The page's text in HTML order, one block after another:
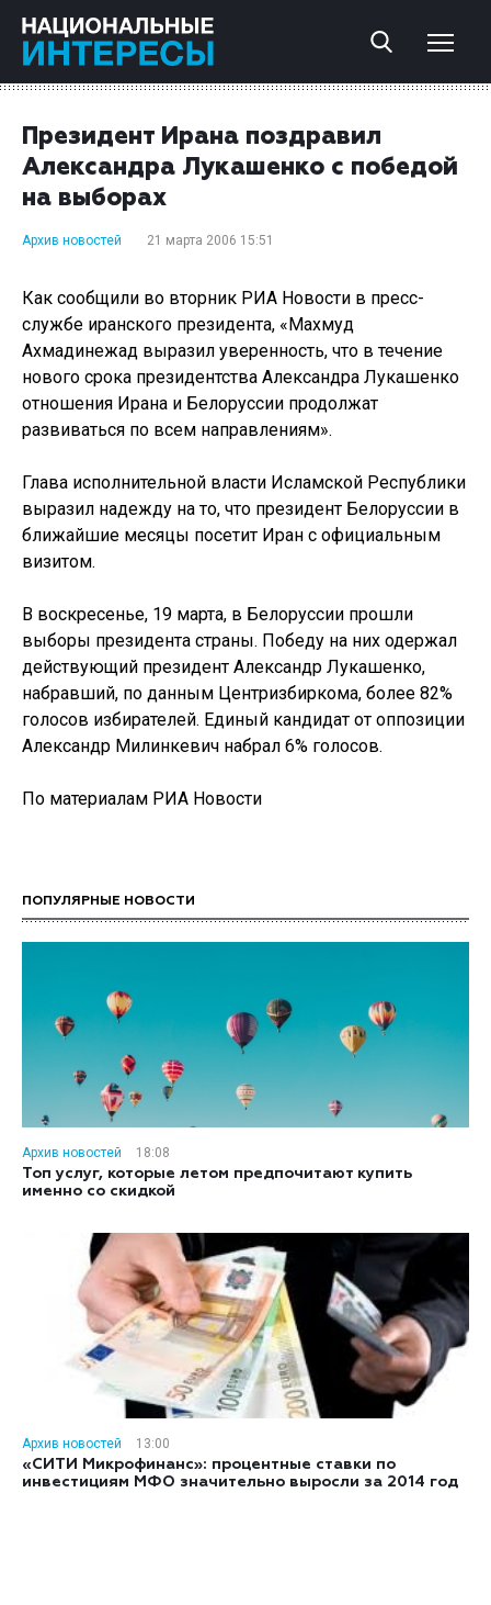
Президент Ирана поздравил
Александра Лукашенко с победой
на выборах
Архив новостей 21 марта 2006 15:51
Как сообщили во вторник РИА Новости в пресс-
службе иранского президента, «Махмуд
Ахмадинежад выразил уверенность, что в течение
нового срока президентства Александра Лукашенко
отношения Ирана и Белоруссии продолжат
развиваться по всем направлениям».
Глава исполнительной власти Исламской Республики
выразил надежду на то, что президент Белоруссии в
ближайшие месяцы посетит Иран с официальным
визитом.
В воскресенье, 19 марта, в Белоруссии прошли
выборы президента страны. Победу на них одержал
действующий президент Александр Лукашенко,
набравший, по данным Центризбиркома, более 82%
голосов избирателей. Единый кандидат от оппозиции
Александр Милинкевич набрал 6% голосов.
По материалам РИА Новости
ПОПУЛЯРНЫЕ НОВОСТИ
Архив новостей
18:08
Топ услуг, которые летом предпочитают купить
именно со скидкой
Архив новостей
13:00
«СИТИ Микрофинанс»: процентные ставки по
инвестициям МФО значительно выросли за 2014 год